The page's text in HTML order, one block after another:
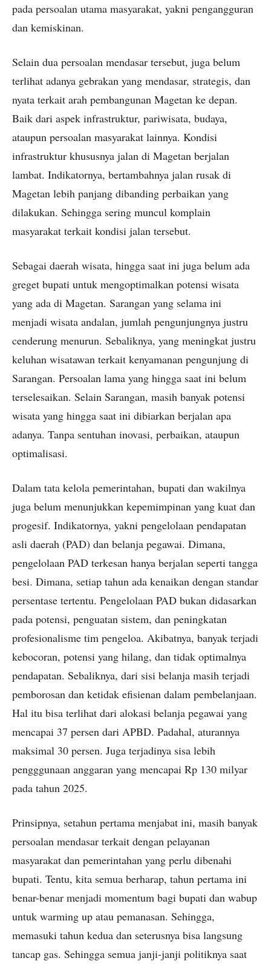
pada persoalan utama masyarakat, yakni pengangguran
dan kemiskinan.
Selain dua persoalan mendasar tersebut, juga belum
terlihat adanya gebrakan yang mendasar, strategis, dan
nyata terkait arah pembangunan Magetan ke depan.
Baik dari aspek infrastruktur, pariwisata, budaya,
ataupun persoalan masyarakat lainnya. Kondisi
infrastruktur khususnya jalan di Magetan berjalan
lambat. Indikatornya, bertambahnya jalan rusak di
Magetan lebih panjang dibanding perbaikan yang
dilakukan. Sehingga sering muncul komplain
masyarakat terkait kondisi jalan tersebut.
Sebagai daerah wisata, hingga saat ini juga belum ada
greget bupati untuk mengoptimalkan potensi wisata
yang ada di Magetan. Sarangan yang selama ini
menjadi wisata andalan, jumlah pengunjungnya justru
cenderung menurun. Sebaliknya, yang meningkat justru
keluhan wisatawan terkait kenyamanan pengunjung di
Sarangan. Persoalan lama yang hingga saat ini belum
terselesaikan. Selain Sarangan, masih banyak potensi
wisata yang hingga saat ini dibiarkan berjalan apa
adanya. Tanpa sentuhan inovasi, perbaikan, ataupun
optimalisasi.
Dalam tata kelola pemerintahan, bupati dan wakilnya
juga belum menunjukkan kepemimpinan yang kuat dan
progesif. Indikatornya, yakni pengelolaan pendapatan
asli daerah (PAD) dan belanja pegawai. Dimana,
pengelolaan PAD terkesan hanya berjalan seperti tangga
besi. Dimana, setiap tahun ada kenaikan dengan standar
persentase tertentu. Pengelolaan PAD bukan didasarkan
pada potensi, penguatan sistem, dan peningkatan
profesionalisme tim pengeloa. Akibatnya, banyak terjadi
kebocoran, potensi yang hilang, dan tidak optimalnya
pendapatan. Sebaliknya, dari sisi belanja masih terjadi
pemborosan dan ketidak efisienan dalam pembelanjaan.
Hal itu bisa terlihat dari alokasi belanja pegawai yang
mencapai 37 persen dari APBD. Padahal, aturannya
maksimal 30 persen. Juga terjadinya sisa lebih
pengggunaan anggaran yang mencapai Rp 130 milyar
pada tahun 2025.
Prinsipnya, setahun pertama menjabat ini, masih banyak
persoalan mendasar terkait dengan pelayanan
masyarakat dan pemerintahan yang perlu dibenahi
bupati. Tentu, kita semua berharap, tahun pertama ini
benar-benar menjadi momentum bagi bupati dan wabup
untuk warming up atau pemanasan. Sehingga,
memasuki tahun kedua dan seterusnya bisa langsung
tancap gas. Sehingga semua janji-janji politiknya saat